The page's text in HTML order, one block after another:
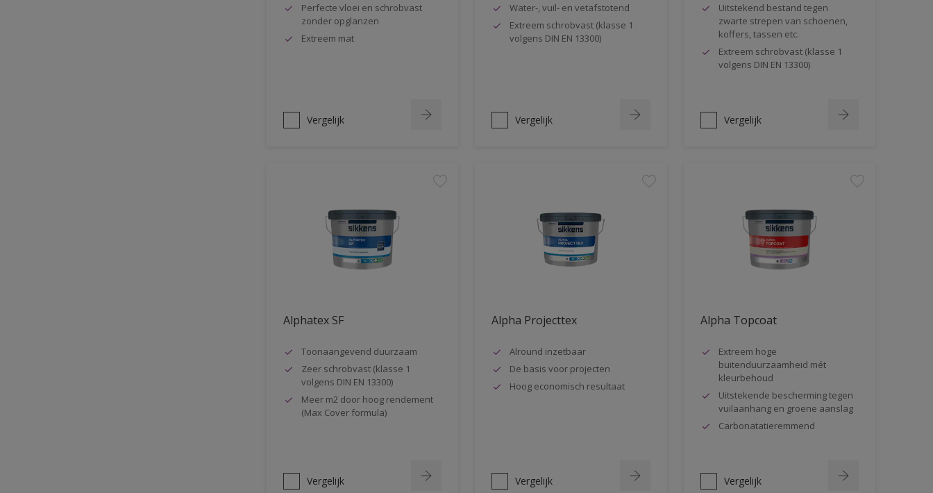
Perfecte vloei en schrobvast
zonder opglanzen
Extreem mat
Vergelijk
Water-, vuil- en vetafstotend
Extreem schrobvast (klasse 1
volgens DIN EN 13300)
Vergelijk
Uitstekend bestand tegen
zwarte strepen van schoenen,
koffers, tassen etc.
Extreem schrobvast (klasse 1
volgens DIN EN 13300)
Vergelijk
Alphatex SF
Toonaangevend duurzaam
Zeer schrobvast (klasse 1
volgens DIN EN 13300)
Meer m2 door hoog rendement
(Max Cover formula)
Vergelijk
Alpha Projecttex
Alround inzetbaar
De basis voor projecten
Hoog economisch resultaat
Vergelijk
Alpha Topcoat
Extreem hoge
buitenduurzaamheid mét
kleurbehoud
Uitstekende bescherming tegen
vuilaanhang en groene aanslag
Carbonatatieremmend
Vergelijk